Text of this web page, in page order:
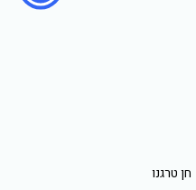
חן טרגנו